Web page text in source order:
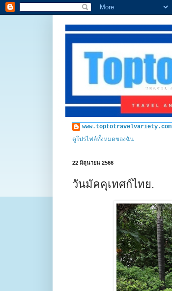
www.toptotravelvariety.com
ดูโปรไฟล์ทั้งหมดของฉัน
22 มิถุนายน 2566
วันมัคคุเทศก์ไทย.